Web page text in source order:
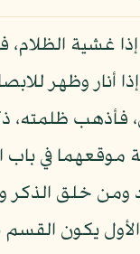
غشية
أنار وظهر
فأذهب ظلمته،
في باب
خلق الذكر
يكون